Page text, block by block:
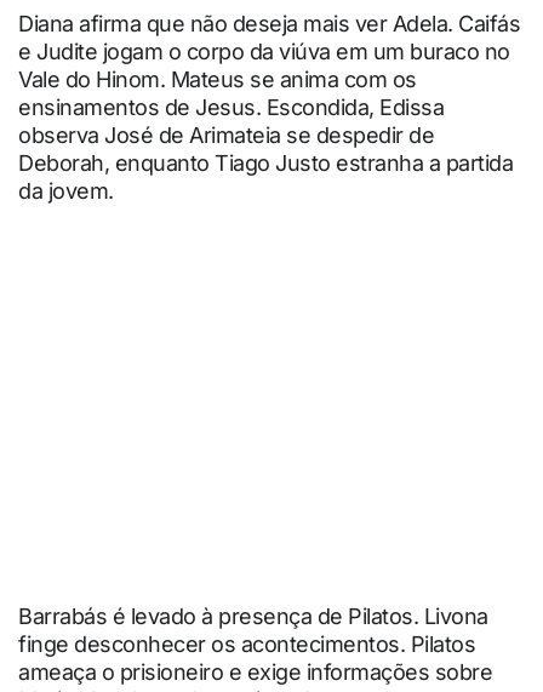
Diana afirma que não deseja mais ver Adela. Caifás
e Judite jogam o corpo da viúva em um buraco no
Vale do Hinom. Mateus se anima com os
ensinamentos de Jesus. Escondida, Edissa
observa José de Arimateia se despedir de
Deborah, enquanto Tiago Justo estranha a partida
da jovem.
Barrabás é levado à presença de Pilatos. Livona
finge desconhecer os acontecimentos. Pilatos
ameaça o prisioneiro e exige informações sobre